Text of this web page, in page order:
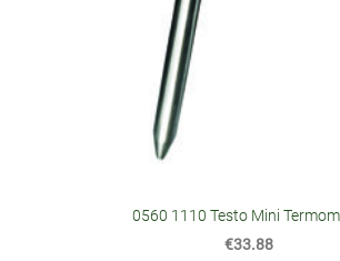
0560 1110 Testo Mini
€33.88